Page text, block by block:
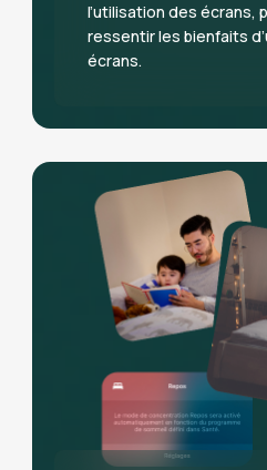
l’utilisation des écrans,
ressentir les bienfaits
écrans.